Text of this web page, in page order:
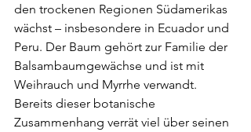
den trockenen Regionen Südamerikas
wächst – insbesondere in Ecuador und
Peru. Der Baum gehört zur Familie der
Balsambaumgewächse und ist mit
Weihrauch und Myrrhe verwandt.
Bereits dieser botanische
Zusammenhang verrät viel über seinen